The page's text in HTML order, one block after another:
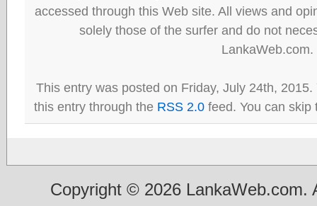
accessed through this Web site. All views and
solely those of the surfer and do not
LankaWeb.com.
This entry was posted on Friday, July 24th,
this entry through the RSS 2.0 feed. You can
Copyright © 2026 LankaWeb.com.